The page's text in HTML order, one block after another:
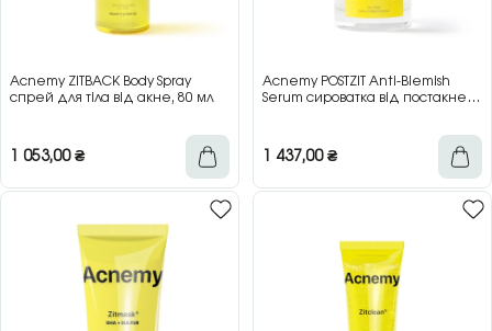
Acnemy ZITBACK Body Spray
спрей для тіла від акне, 80 мл
1 053,00₴
Acnemy POSTZIT Anti-Blemish
Serum сироватка від постакне
1 437,00₴